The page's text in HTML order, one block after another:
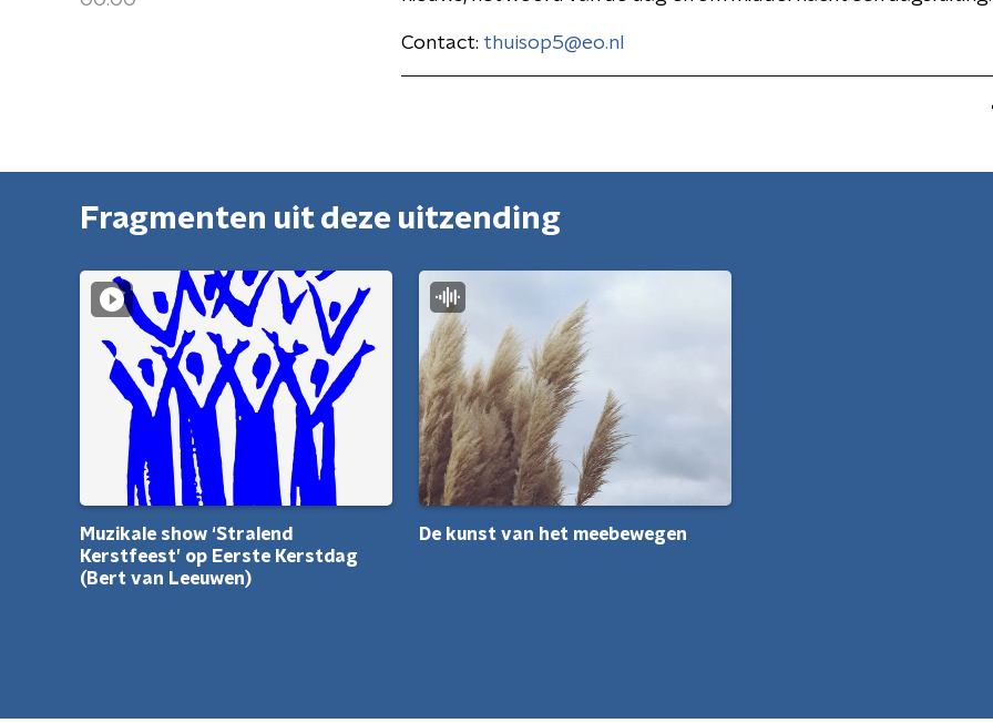
Contact: thuisop5@eo.nl
Fragmenten uit deze uitzending
Muzikale show ‘Stralend
Kerstfeest’ op Eerste Kerstdag
(Bert van Leeuwen)
De kunst van het meebewegen